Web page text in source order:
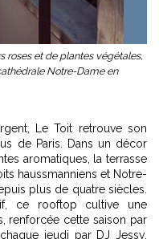
roses et de plantes végétales,
Notre-Dame en
Le Toit retrouve son
de Paris. Dans un décor
aromatiques, la terrasse
haussmanniens et Notre-
plus de quatre siècles.
ce rooftop cultive une
renforcée cette saison par
jeudi par DJ Jessy,